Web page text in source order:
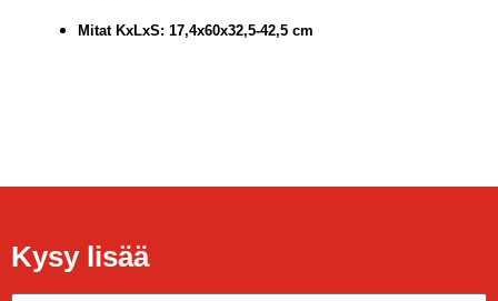
Mitat KxLxS: 17,4x60x32,5-42,5 cm
Kysy lisää